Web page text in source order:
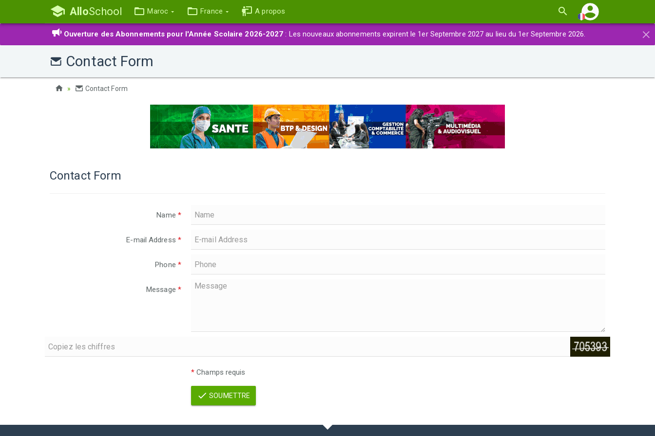
AlloSchool Maroc France A propos
×
Ouverture des Abonnements pour l'Année Scolaire 2026-2027 : Les nouveaux abonnements expirent le 1er Septembre 2027 au lieu du 1er Septembre 2026.
Contact Form
Contact Form
Contact Form
Name *
E-mail Address *
Phone *
Message *
* Champs requis
SOUMETTRE